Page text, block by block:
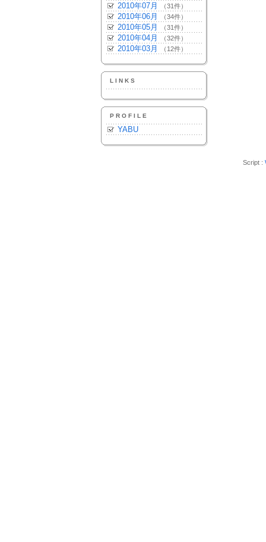
2010年07月 （31件）
2010年06月 （34件）
2010年05月 （31件）
2010年04月 （32件）
2010年03月 （12件）
LINKS
PROFILE
YABU
Script :